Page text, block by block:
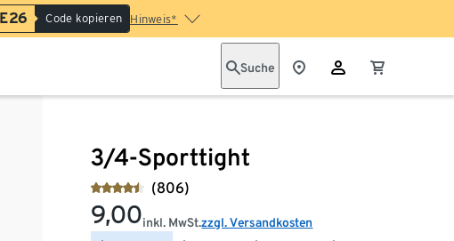
Code kopieren Hinweis*
Suche
3/4-Sporttight
(806)
9,00inkl. MwSt.zzgl. Versandkosten